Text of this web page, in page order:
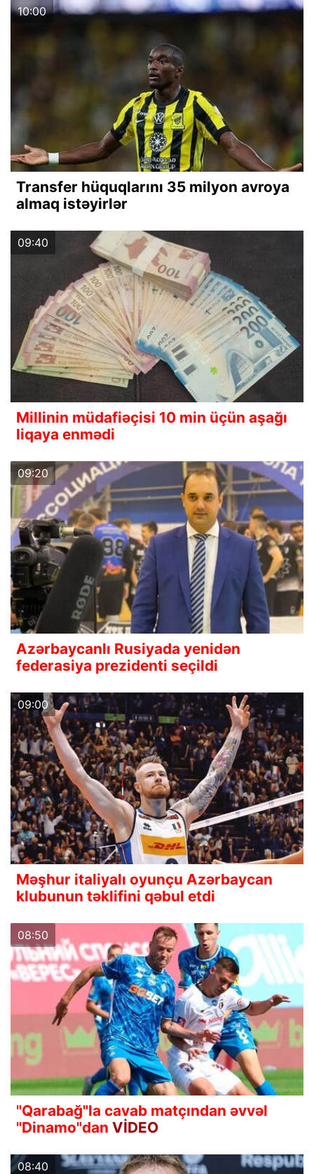
10:00
Transfer hüquqlarını 35 milyon avroya
almaq istəyirlər
09:40
Millinin müdafiəçisi 10 min üçün aşağı
liqaya enmədi
09:20
Azərbaycanlı Rusiyada yenidən
federasiya prezidenti seçildi
09:00
Məşhur italiyalı oyunçu Azərbaycan
klubunun təklifini qəbul etdi
08:50
"Qarabağ"la cavab matçından əvvəl
"Dinamo"dan VİDEO
08:40